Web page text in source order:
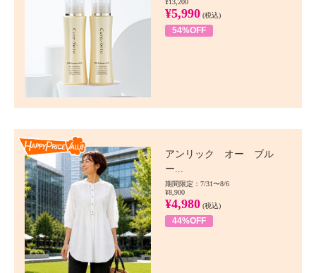
¥13,200
¥5,990 (税込)
54%OFF
アンリック オー ブル
ー...
期間限定：7/31〜8/6
¥8,900
¥4,980 (税込)
44%OFF